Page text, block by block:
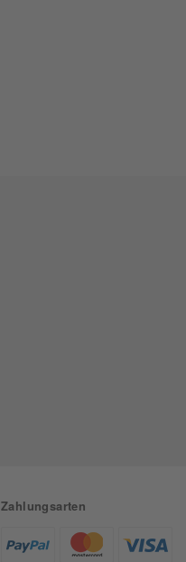
Zahlungsarten